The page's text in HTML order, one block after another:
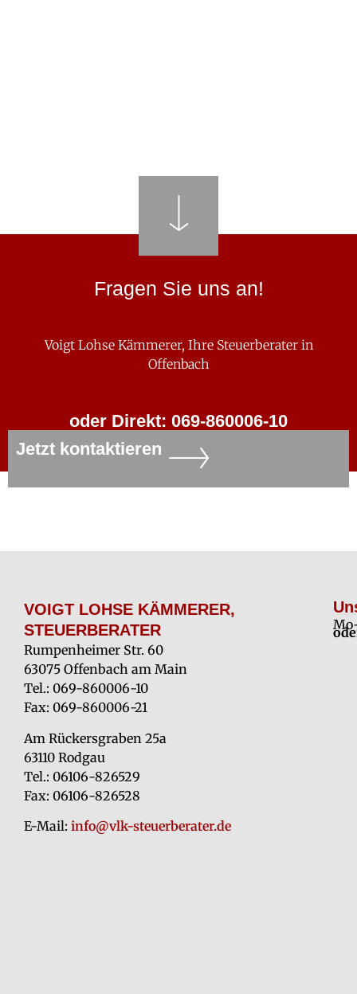
Fragen Sie uns an!
Voigt Lohse Kämmerer, Ihre Steuerberater in
Offenbach
Jetzt kontaktieren
oder Direkt: 069-860006-10
VOIGT LOHSE KÄMMERER,
STEUERBERATER
Rumpenheimer Str. 60
63075 Offenbach am Main
Tel.: 069-860006-10
Fax: 069-860006-21
Am Rückersgraben 25a
63110 Rodgau
Tel.: 06106-826529
Fax: 06106-826528
E-Mail: info@vlk-steuerberater.de